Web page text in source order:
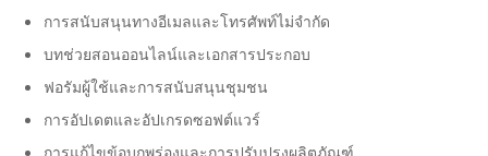
การสนับสนุนทางอีเมลและโทรศัพท์ไม่จำกัด
บทช่วยสอนออนไลน์และเอกสารประกอบ
ฟอรัมผู้ใช้และการสนับสนุนชุมชน
การอัปเดตและอัปเกรดซอฟต์แวร์
การแก้ไขข้อบกพร่องและการปรับปรุงผลิตภัณฑ์